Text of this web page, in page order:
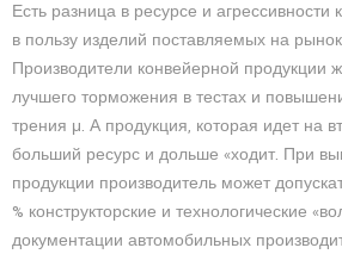
Есть разница в ресурсе и агрессивности
в пользу изделий поставляемых на
Производители конвейерной продукции
лучшего торможения в тестах и
трения μ. А продукция, которая идет на
больший ресурс и дольше «ходит. При
продукции производитель может
% конструкторские и технологические
документации автомобильных